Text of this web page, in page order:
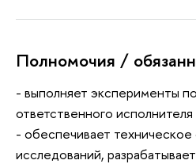
Полномочия /
- выполняет эксперименты
ответственного
- обеспечивает
исследований,